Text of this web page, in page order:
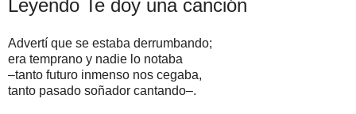
Leyendo Te doy una canción
Advertí que se estaba derrumbando;
era temprano y nadie lo notaba
–tanto futuro inmenso nos cegaba,
tanto pasado soñador cantando–.